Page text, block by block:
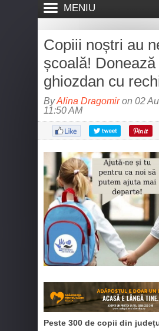
MENIU
Copiii noștri au
școală!
ghiozdan cu
ByAlina Dragomiron 02
11:50 AM
Peste 300 de copii din